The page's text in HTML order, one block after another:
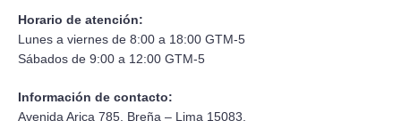
Horario de atención:
Lunes a viernes de 8:00 a 18:00 GTM-5
Sábados de 9:00 a 12:00 GTM-5
Información de contacto:
Avenida Arica 785, Breña – Lima 15083,